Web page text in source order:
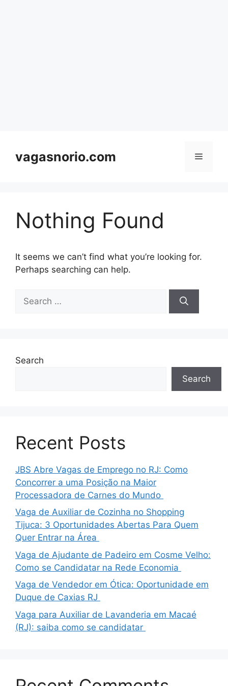
vagasnorio.com Menu
Nothing Found
It seems we can’t find what you’re looking for.
Perhaps searching can help.
for:
Search
Search
Recent Posts
JBS Abre Vagas de Emprego no RJ: Como
Concorrer a uma Posição na Maior
Processadora de Carnes do Mundo
Vaga de Auxiliar de Cozinha no Shopping
Tijuca: 3 Oportunidades Abertas Para Quem
Quer Entrar na Área
Vaga de Ajudante de Padeiro em Cosme Velho:
Como se Candidatar na Rede Economia
Vaga de Vendedor em Ótica: Oportunidade em
Duque de Caxias RJ
Vaga para Auxiliar de Lavanderia em Macaé
(RJ): saiba como se candidatar